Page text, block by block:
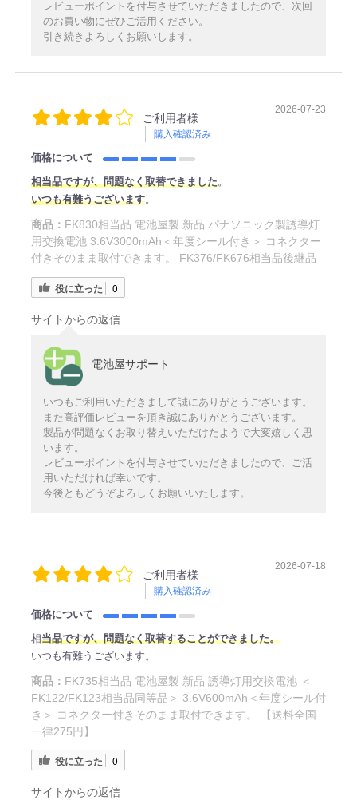
レビューポイントを付与させていただきましたので、次回
のお買い物にぜひご活用ください。
引き続きよろしくお願いします。
ご利用者様
購入確認済み
2026-07-23
価格について
相当品ですが、問題なく取替できました。
いつも有難うございます。
商品： FK830相当品 電池屋製 新品 パナソニック製誘導灯
用交換電池 3.6V3000mAh＜年度シール付き＞ コネクター
付きそのまま取付できます。 FK376/FK676相当品後継品
役に立った 0
サイトからの返信
電池屋サポート
いつもご利用いただきまして誠にありがとうございます。
また高評価レビューを頂き誠にありがとうございます。
製品が問題なくお取り替えいただけたようで大変嬉しく思
います。
レビューポイントを付与させていただきましたので、ご活
用いただければ幸いです。
今後ともどうぞよろしくお願いいたします。
ご利用者様
購入確認済み
2026-07-18
価格について
相当品ですが、問題なく取替することができました。
いつも有難うございます。
商品： FK735相当品 電池屋製 新品 誘導灯用交換電池 ＜
FK122/FK123相当品同等品＞ 3.6V600mAh＜年度シール付
き＞ コネクター付きそのまま取付できます。 【送料全国
一律275円】
役に立った 0
サイトからの返信